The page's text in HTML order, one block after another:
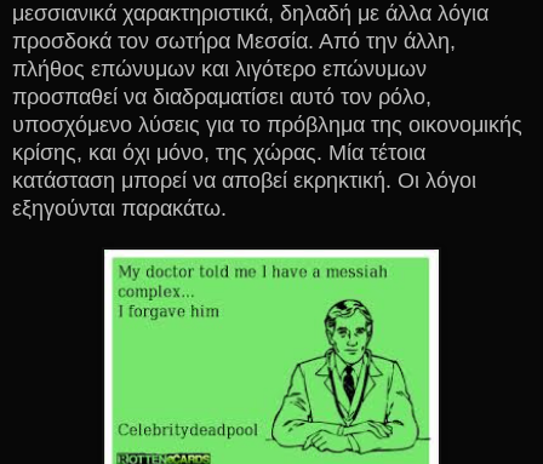
μεσσιανικά χαρακτηριστικά, δηλαδή με άλλα λόγια
προσδοκά τον σωτήρα Μεσσία. Από την άλλη,
πλήθος επώνυμων και λιγότερο επώνυμων
προσπαθεί να διαδραματίσει αυτό τον ρόλο,
υποσχόμενο λύσεις για το πρόβλημα της οικονομικής
κρίσης, και όχι μόνο, της χώρας. Μία τέτοια
κατάσταση μπορεί να αποβεί εκρηκτική. Οι λόγοι
εξηγούνται παρακάτω.